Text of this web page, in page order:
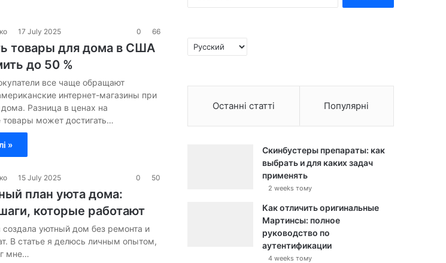
17 July 2025 0 66
товары для дома в США
до 50 %
все чаще обращают
интернет-магазины при
Разница в ценах на
товары может достигать…
»
15 July 2025 0 50
план уюта дома:
которые работают
создала уютный дом без ремонта и
В статье я делюсь личным опытом,
мне…
:
h
Останні статті Популярні
Скинбустеры препараты: как
выбрать и для каких задач
применять
2 weeks тому
Как отличить оригинальные
Мартинсы: полное
руководство по
аутентификации
4 weeks тому